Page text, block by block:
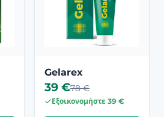
Gelarex
39 €78 €
Εξοικονομήστε 39 €